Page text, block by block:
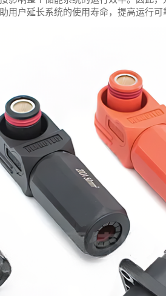
用户延长系统的使用寿命，提高运行可